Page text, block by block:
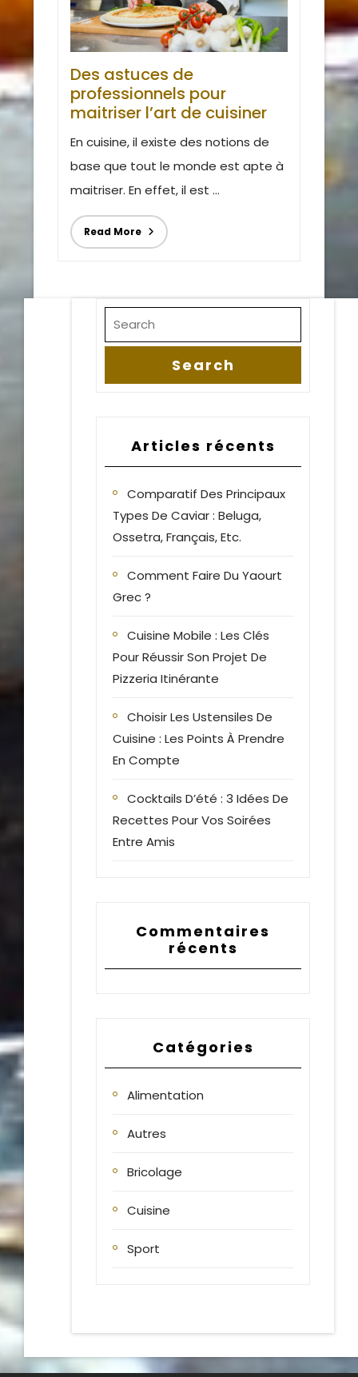
Des astuces de
professionnels pour
maitriser l’art de cuisiner
En cuisine, il existe des notions de
base que tout le monde est apte à
maitriser. En effet, il est ...
Read More
Articles récents
Comparatif Des Principaux
Types De Caviar : Beluga,
Ossetra, Français, Etc.
Comment Faire Du Yaourt
Grec ?
Cuisine Mobile : Les Clés
Pour Réussir Son Projet De
Pizzeria Itinérante
Choisir Les Ustensiles De
Cuisine : Les Points À Prendre
En Compte
Cocktails D’été : 3 Idées De
Recettes Pour Vos Soirées
Entre Amis
Commentaires
récents
Catégories
Alimentation
Autres
Bricolage
Cuisine
Sport